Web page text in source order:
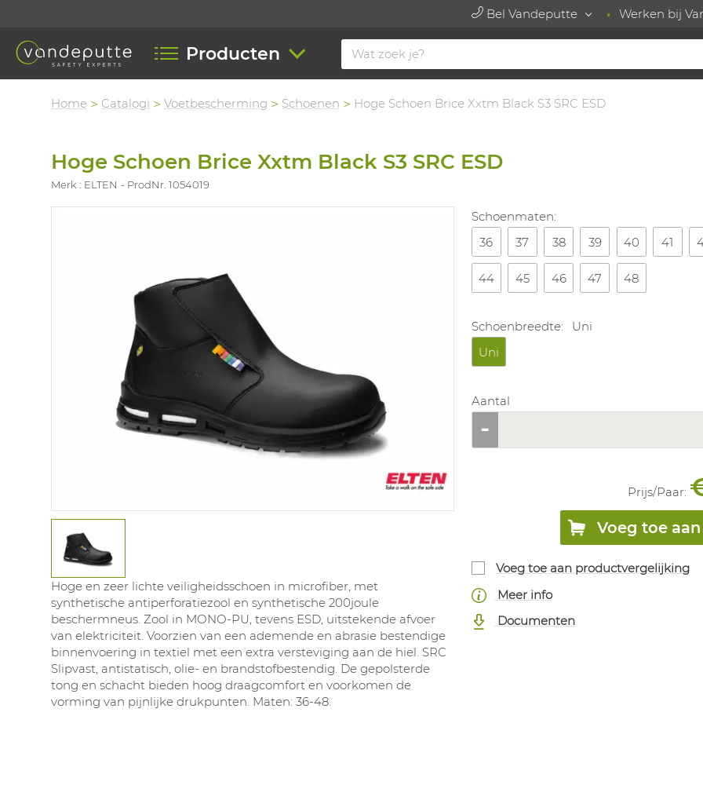
Bel Vandeputte Werken bij
Producten
Home Catalogi Voetbescherming Schoenen Hoge Schoen Brice Xxtm Black S3 SRC ESD
Hoge Schoen Brice Xxtm Black S3 SRC ESD
Merk : ELTEN ProdNr. 1054019
Hoge en zeer lichte veiligheidsschoen in microfiber, met
synthetische antiperforatiezool en synthetische 200joule
beschermneus. Zool in MONO-PU, tevens ESD, uitstekende afvoer
van elektriciteit. Voorzien van een ademende en abrasie bestendige
binnenvoering in textiel met een extra versteviging aan de hiel. SRC
Slipvast, antistatisch, olie- en brandstofbestendig. De gepolsterde
tong en schacht bieden hoog draagcomfort en voorkomen de
vorming van pijnlijke drukpunten. Maten: 36-48.
Schoenmaten:
36
37 38 39 40 41
44 45 46 47 48
Schoenbreedte:
Uni
Uni
Aantal
Prijs/Paar:
Voeg toe
Voeg toe aan productvergelijking
Meer info
Documenten